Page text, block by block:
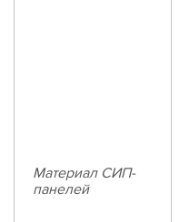
Материал СИП-
панелей